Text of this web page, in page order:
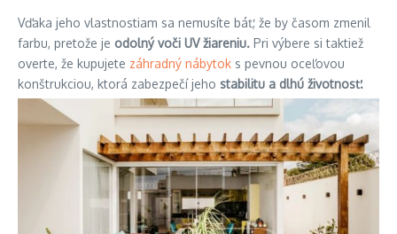
Vďaka jeho vlastnostiam sa nemusíte báť, že by časom zmenil
farbu, pretože je odolný voči UV žiareniu. Pri výbere si taktiež
overte, že kupujete záhradný nábytok s pevnou oceľovou
konštrukciou, ktorá zabezpečí jeho stabilitu a dlhú životnosť.